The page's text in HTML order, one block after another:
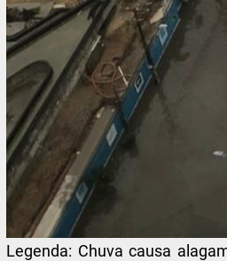
Legenda: Chuva causa